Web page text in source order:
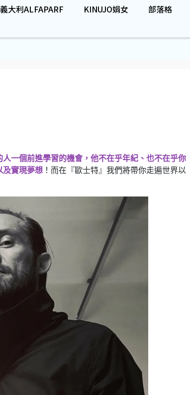
義大利ALFAPARF KINUJO娟女 部落格
人一個前進學習的機會，他不在乎年紀、也不在乎你
及實現夢想 ！而在『歐士特』我們將帶你走遍世界以